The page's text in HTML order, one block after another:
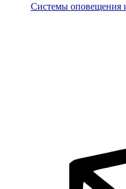
Системы оповещения